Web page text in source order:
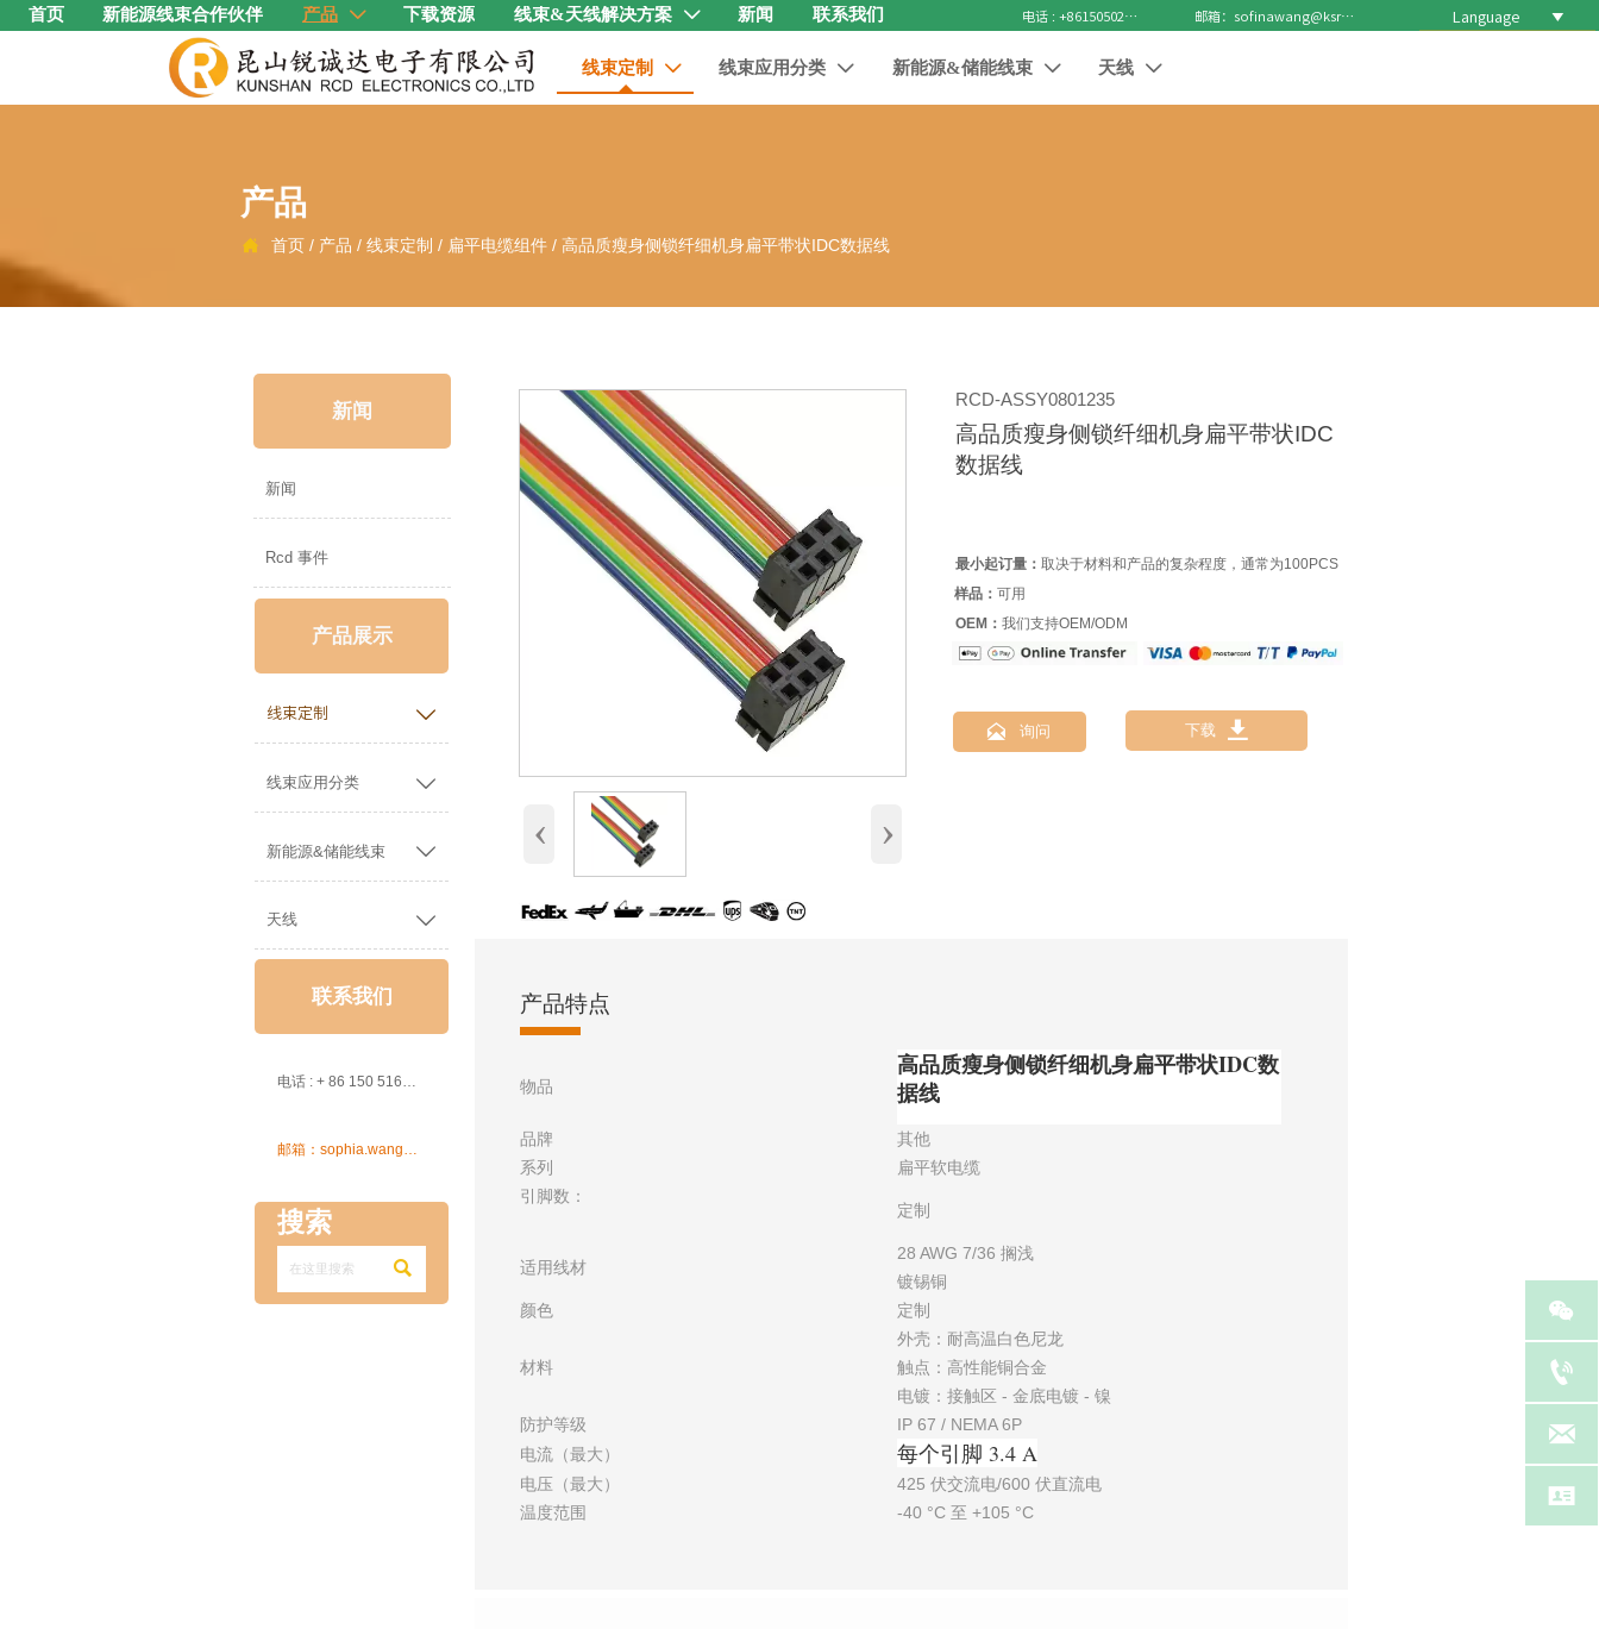
首页 新能源线束合作伙伴 产品  下载资源 线束&天线解决方案  新闻 联系我们 电话 : +8615050271688 邮箱：sofinawang@ksrcd.com Language 
线束定制  线束应用分类  新能源&储能线束  天线 
产品
 首页 / 产品 /线束定制 / 扁平电缆组件 /高品质瘦身侧锁纤细机身扁平带状IDC数据线
新闻
新闻
Rcd 事件
产品展示
线束定制 
线束应用分类 
新能源&储能线束 
天线 
联系我们
电话 : + 86 150 5162 5639

搜索

‹ ›
RCD-ASSY0801235
高品质瘦身侧锁纤细机身扁平带状IDC
数据线
最小起订量： 取决于材料和产品的复杂程度，通常为100PCS
样品：可用
OEM： 我们支持OEM/ODM
 询问 下载 
产品特点
物品
高品质瘦身侧锁纤细机身扁平带状IDC数
据线
品牌
其他
系列
扁平软电缆
引脚数：
定制
适用线材
28 AWG 7/36 搁浅
镀锡铜
颜色
定制
材料
外壳：耐高温白色尼龙
触点：高性能铜合金
电镀：接触区 - 金底电镀 - 镍
防护等级
IP 67 / NEMA 6P
电流（最大）
每个引脚 3.4 A
电压（最大）
425 伏交流电/600 伏直流电
温度范围
-40 °C 至 +105 °C



